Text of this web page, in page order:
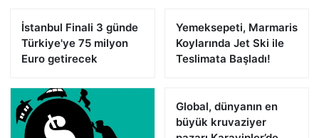
İstanbul Finali 3 günde
Türkiye'ye 75 milyon
Euro getirecek
Yemeksepeti, Marmaris
Koylarında Jet Ski ile
Teslimata Başladı!
Global, dünyanın en
büyük kruvaziyer